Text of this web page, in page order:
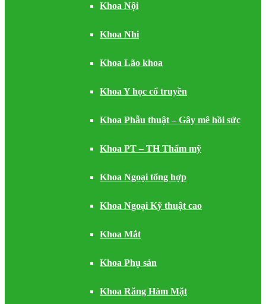
Khoa Nội
Khoa Nhi
Khoa Lão khoa
Khoa Y học cổ truyền
Khoa Phẫu thuật – Gây mê hồi sức
Khoa PT – TH Thẩm mỹ
Khoa Ngoại tổng hợp
Khoa Ngoại Kỹ thuật cao
Khoa Mắt
Khoa Phụ sản
Khoa Răng Hàm Mặt